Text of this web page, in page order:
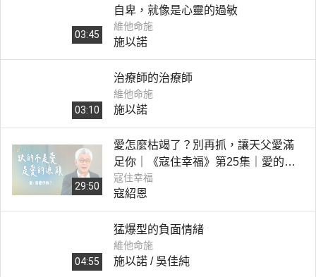
03:45
自卑，就像是心靈的過敏
維他命施
施以諾
03:10
治療師的治療師
維他命施
施以諾
29:50
愛怎麼枯竭了？別再抓，讓天父愛滿
足你｜《寇住幸福》第25集｜愛的保
鮮期
寇住幸福
寇紹恩
04:55
猛爆型的負面情緒
維他命施
施以諾 / 吳佳純